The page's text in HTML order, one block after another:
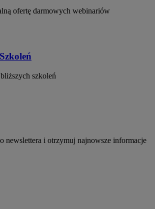
ofertę darmowych webinariów
szkoleń
newslettera i otrzymuj najnowsze informacje